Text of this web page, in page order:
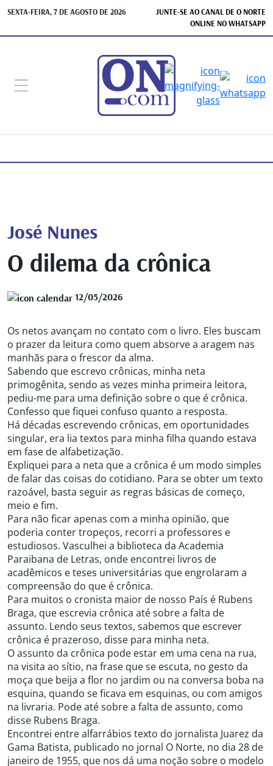
SEXTA-FEIRA, 7 DE AGOSTO DE 2026
JUNTE-SE AO CANAL DE O NORTE
ONLINE NO WHATSAPP
José Nunes
O dilema da crônica
12/05/2026
Os netos avançam no contato com o livro. Eles buscam
o prazer da leitura como quem absorve a aragem nas
manhãs para o frescor da alma.
Sabendo que escrevo crônicas, minha neta
primogênita, sendo as vezes minha primeira leitora,
pediu-me para uma definição sobre o que é crônica.
Confesso que fiquei confuso quanto a resposta.
Há décadas escrevendo crônicas, em oportunidades
singular, era lia textos para minha filha quando estava
em fase de alfabetização.
Expliquei para a neta que a crônica é um modo simples
de falar das coisas do cotidiano. Para se obter um texto
razoável, basta seguir as regras básicas de começo,
meio e fim.
Para não ficar apenas com a minha opinião, que
poderia conter tropeços, recorri a professores e
estudiosos. Vasculhei a biblioteca da Academia
Paraibana de Letras, onde encontrei livros de
acadêmicos e teses universitárias que engrolaram a
compreensão do que é crônica.
Para muitos o cronista maior de nosso País é Rubens
Braga, que escrevia crônica até sobre a falta de
assunto. Lendo seus textos, sabemos que escrever
crônica é prazeroso, disse para minha neta.
O assunto da crônica pode estar em uma cena na rua,
na visita ao sítio, na frase que se escuta, no gesto da
moça que beija a flor no jardim ou na conversa boba na
esquina, quando se ficava em esquinas, ou com amigos
na livraria. Pode até sobre a falta de assunto, como
disse Rubens Braga.
Encontrei entre alfarrábios texto do jornalista Juarez da
Gama Batista, publicado no jornal O Norte, no dia 28 de
janeiro de 1955, que nos dá uma noção sobre o modelo